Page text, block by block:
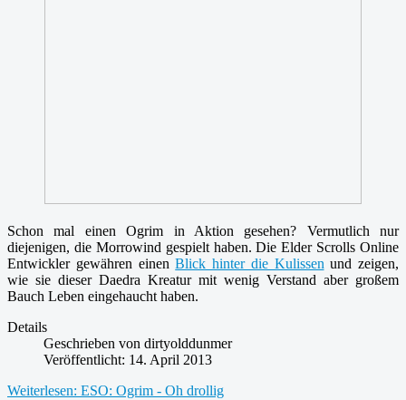
Schon mal einen Ogrim in Aktion gesehen? Vermutlich nur
diejenigen, die Morrowind gespielt haben. Die Elder Scrolls Online
Entwickler gewähren einenBlick hinter die Kulissen und zeigen,
wie sie dieser Daedra Kreatur mit wenig Verstand aber großem
Bauch Leben eingehaucht haben.
Details
Geschrieben von dirtyolddunmer
Veröffentlicht: 14. April 2013
Weiterlesen: ESO: Ogrim - Oh drollig